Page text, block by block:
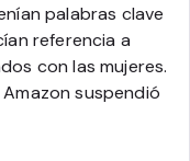
palabras clave
referencia a
con las mujeres.
suspendió